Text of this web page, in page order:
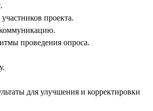
проекта.
проведения опроса.
для улучшения и корректировки